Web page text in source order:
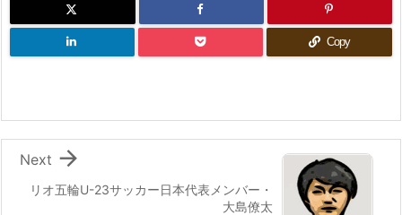
Copy
リオ五輪U-23サッカー日本代表メンバー・
大島僚太

Next